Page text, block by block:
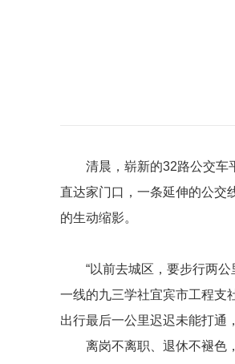
清晨，崭新的32路公交车
直达家门口，一条延伸的公交
的生动缩影。
“以前去城区，要步行两
一线的九三学社宜宾市工程支
出行最后一公里迟迟未能打通
离岗不离职、退休不褪色